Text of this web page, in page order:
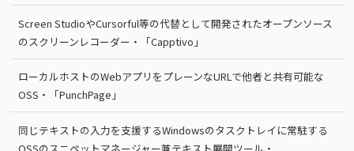
Screen StudioやCursorful等の代替として開発されたオープンソース
のスクリーンレコーダー・「Capptivo」
ローカルホストのWebアプリをプレーンなURLで他者と共有可能な
OSS・「PunchPage」
同じテキストの入力を支援するWindowsのタスクトレイに常駐する
OSSのスニペットマネージャー兼テキスト展開ツール・